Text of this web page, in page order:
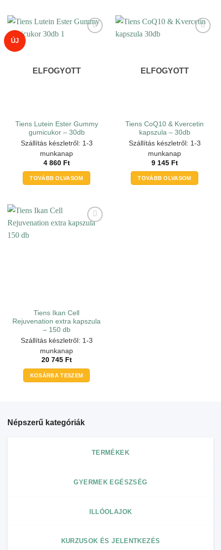
ÚJ
ELFOGYOTT
Tiens Lutein Ester Gummy
gumicukor – 30db
Szállítás készletről: 1-3
munkanap
4 860 Ft
TOVÁBB OLVASOM
ELFOGYOTT
Tiens CoQ10 & Kvercetin
kapszula – 30db
Szállítás készletről: 1-3
munkanap
9 145 Ft
TOVÁBB OLVASOM
Tiens Ikan Cell
Rejuvenation extra kapszula
– 150 db
Szállítás készletről: 1-3
munkanap
20 745 Ft
KOSÁRBA TESZEM
Népszerű kategóriák
TERMÉKEK
GYERMEK EGÉSZSÉG
ILLÓOLAJOK
KURZUSOK ÉS JELENTKEZÉS